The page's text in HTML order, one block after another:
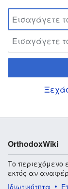
OrthodoxWiki
Το περιεχόμενο
εκτός αν
Ιδιωτικότητα